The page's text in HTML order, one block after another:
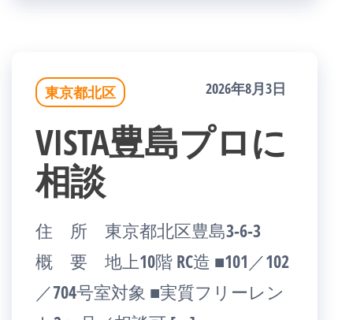
東京都北区 2026年8月3日
VISTA豊島プロに
相談
住 所 東京都北区豊島3-6-3
概 要 地上10階 RC造 ■101／102
／704号室対象 ■実質フリーレン